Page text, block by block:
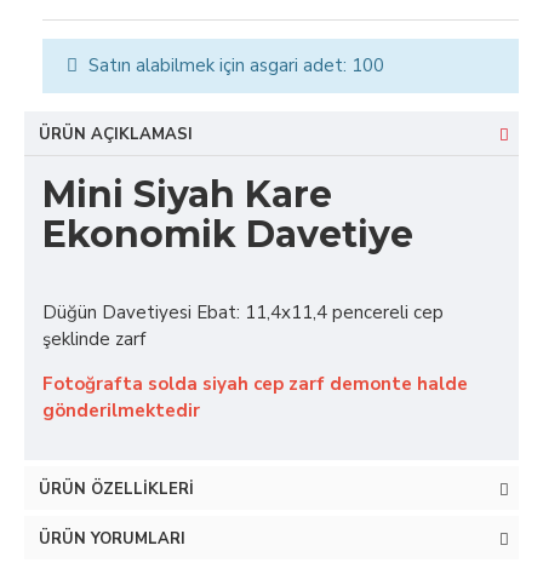
Satın alabilmek için asgari adet: 100
ÜRÜN AÇIKLAMASI
Mini Siyah Kare
Ekonomik Davetiye
Düğün Davetiyesi Ebat: 11,4x11,4 pencereli cep
şeklinde zarf
Fotoğrafta solda siyah cep zarf demonte halde
gönderilmektedir
ÜRÜN ÖZELLIKLERI
ÜRÜN YORUMLARI